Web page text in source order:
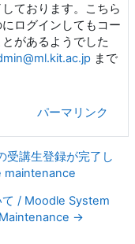
ております。こちら
ログインしてもコー
があるようでした
まで
パーマリンク
受講生登録が完了し
maintenance
/ Moodle System
→